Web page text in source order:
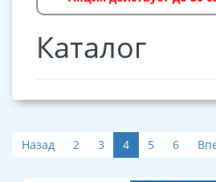
Каталог
Назад 2 3 4 5 6